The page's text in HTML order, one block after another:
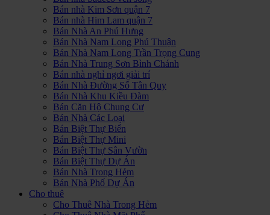
Bán nhà Kim Sơn quận 7
Bán nhà Him Lam quận 7
Bán Nhà An Phú Hưng
Bán Nhà Nam Long Phú Thuận
Bán Nhà Nam Long Trần Trọng Cung
Bán Nhà Trung Sơn Bình Chánh
Bán nhà nghỉ ngơi giải trí
Bán Nhà Đường Số Tân Quy
Bán Nhà Khu Kiều Đàm
Bán Căn Hộ Chung Cư
Bán Nhà Các Loại
Bán Biệt Thự Biển
Bán Biệt Thự Mini
Bán Biệt Thự Sân Vườn
Bán Biệt Thự Dự Án
Bán Nhà Trong Hẻm
Bán Nhà Phố Dự Án
Cho thuê
Cho Thuê Nhà Trong Hẻm